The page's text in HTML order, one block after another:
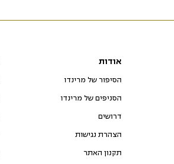
אודות
הסיפור של מרינדו
הסניפים של מרינדו
דרושים
הצהרת נגישות
תקנון האתר